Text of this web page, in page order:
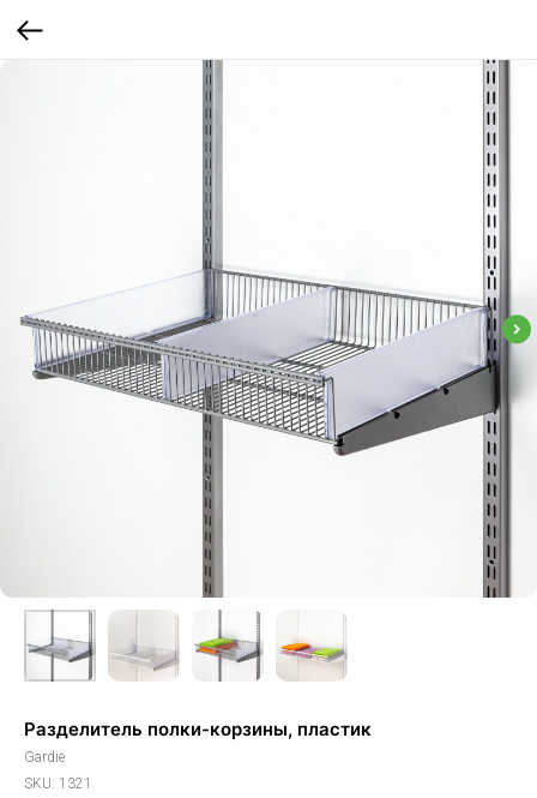
Разделитель полки-корзины, пластик
Gardie
SKU: 1321